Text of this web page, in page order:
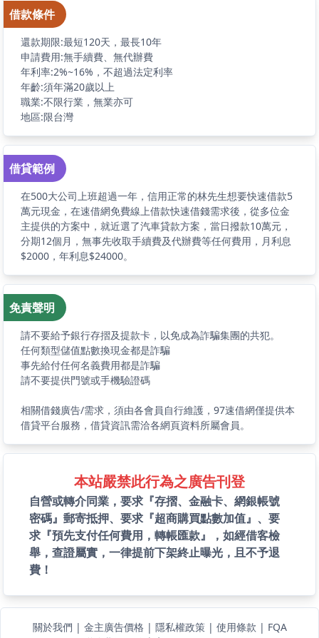
借款條件
還款期限:最短120天，最長10年
申請費用:無手續費、無代辦費
年利率:2%~16%，不超過法定利率
年齡:須年滿20歲以上
職業:不限行業，無業亦可
地區:限台灣
借貸範例
在500大公司上班超過一年，信用正常的林先生想要快速借款5
萬元現金，在速借網免費線上借款快速借錢需求後，從多位金
主提供的方案中，就近選了汽車貸款方案，當日撥款10萬元，
分期12個月，無事先收取手續費及代辦費等任何費用，月利息
$2000，年利息$24000。
免責聲明
請不要給予銀行存摺及提款卡，以免成為詐騙集團的共犯。
任何類型儲值點數換現金都是詐騙
事先給付任何名義費用都是詐騙
請不要提供門號或手機驗證碼
相關借錢廣告/需求，須由各會員自行維護，97速借網僅提供本
借貸平台服務，借貸資訊需洽各網頁資料所屬會員。
本站嚴禁此行為之廣告刊登
自營或轉介同業，要求『存摺、金融卡、網銀帳號
密碼』郵寄抵押、要求『超商購買點數加值』、要
求『預先支付任何費用，轉帳匯款』，如經借客檢
舉，查證屬實，一律提前下架終止曝光，且不予退
費！
關於我們 | 金主廣告價格| 隱私權政策| 使用條款 | FQA